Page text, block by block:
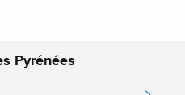
Pyrénées